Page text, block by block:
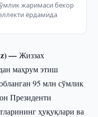
жаримаси бекор
ёрдамида
—Жиззах
маҳрум этиш
95 млн сўмлик
Президенти
ҳуқуқлари ва